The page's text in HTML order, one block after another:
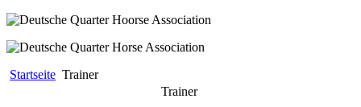
Startseite Trainer
Trainer